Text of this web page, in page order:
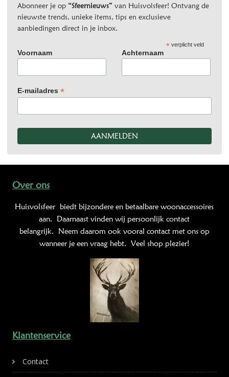
Abonneer je op “Sfeernieuws” van Huisvolsfeer! Ontvang de
nieuwste trends, unieke items, tips en exclusieve
aanbiedingen direct in je inbox.
*verplicht veld
Voornaam Achternaam
E-mailadres *
Over ons
Huisvolsfeer biedt bijzondere en betaalbare woonaccessoires
aan. Daarnaast vinden wij persoonlijk contact
belangrijk. Neem daarom ook vooral contact met ons op
wanneer je een vraag hebt. Veel shop plezier!
Klantenservice
Contact